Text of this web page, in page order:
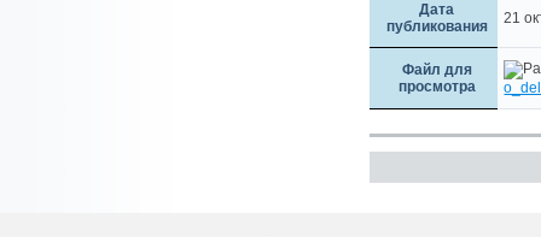
Дата
публикования
21
Файл для
просмотра